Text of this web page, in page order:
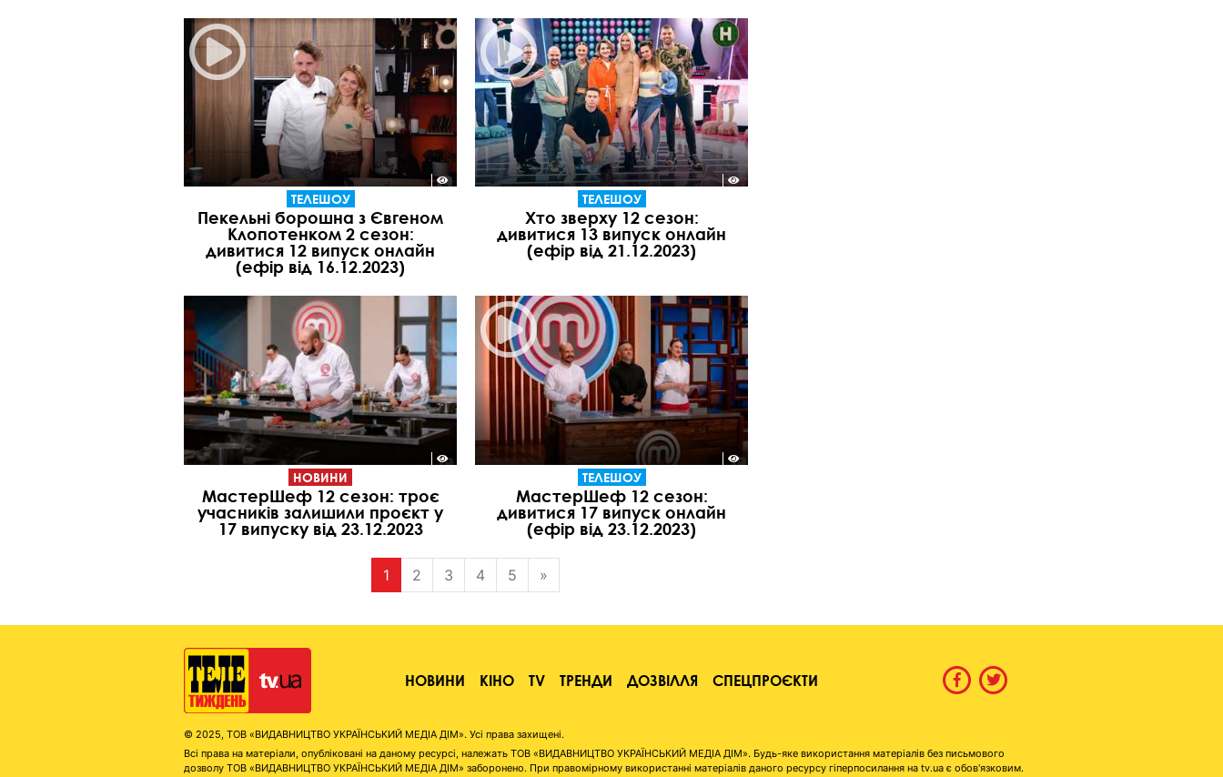
ТЕЛЕШОУ
Пекельні борошна з Євгеном
Клопотенком 2 сезон:
дивитися 12 випуск онлайн
(ефір від 16.12.2023)
ТЕЛЕШОУ
Хто зверху 12 сезон:
дивитися 13 випуск онлайн
(ефір від 21.12.2023)
НОВИНИ
МастерШеф 12 сезон: троє
учасників залишили проєкт у
17 випуску від 23.12.2023
ТЕЛЕШОУ
МастерШеф 12 сезон:
дивитися 17 випуск онлайн
(ефір від 23.12.2023)
1 2 3 4 5 »
НОВИНИ КІНО TV ТРЕНДИ ДОЗВІЛЛЯ СПЕЦПРОЄКТИ
© 2025, ТОВ «ВИДАВНИЦТВО УКРАЇНСЬКИЙ МЕДІА ДІМ». Усі права захищені.
Всі права на матеріали, опубліковані на даному ресурсі, належать ТОВ «ВИДАВНИЦТВО УКРАЇНСЬКИЙ МЕДІА ДІМ». Будь-яке використання матеріалів без письмового
дозволу ТОВ «ВИДАВНИЦТВО УКРАЇНСЬКИЙ МЕДІА ДІМ» заборонено. При правомірному використанні матеріалів даного ресурсу гіперпосилання на tv.ua є обов'язковим.